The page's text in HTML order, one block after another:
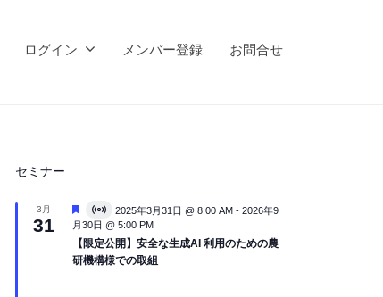
ログイン メンバー登録 お問合せ
セミナー
3月
31
注
目
V
i
r
t
u
2025年3月31日 @ 8:00 AM -2026年9
月30日 @ 5:00 PM
【限定公開】安全な生成AI 利用のための農
研機構様での取組